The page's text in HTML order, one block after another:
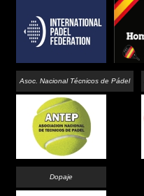
Asoc. Nacional Técnicos de Pádel
Dopaje